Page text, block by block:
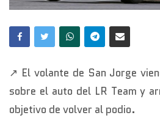
↗️ El volante de San Jorge
sobre el auto del LR Team y
objetivo de volver al podio.